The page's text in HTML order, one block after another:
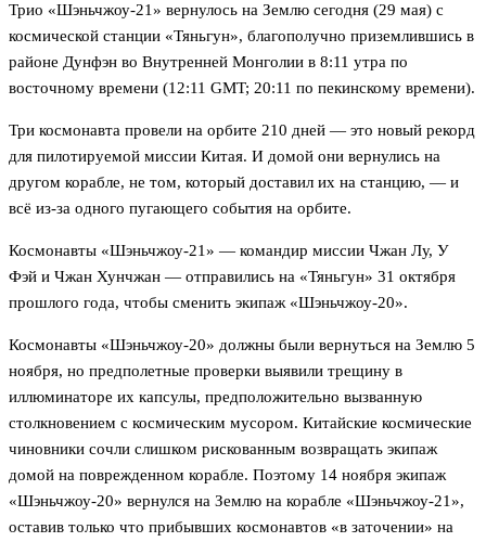
Трио «Шэньчжоу-21» вернулось на Землю сегодня (29 мая) с
космической станции «Тяньгун», благополучно приземлившись в
районе Дунфэн во Внутренней Монголии в 8:11 утра по
восточному времени (12:11 GMT; 20:11 по пекинскому времени).
Три космонавта провели на орбите 210 дней — это новый рекорд
для пилотируемой миссии Китая. И домой они вернулись на
другом корабле, не том, который доставил их на станцию, — и
всё из-за одного пугающего события на орбите.
Космонавты «Шэньчжоу-21» — командир миссии Чжан Лу, У
Фэй и Чжан Хунчжан — отправились на «Тяньгун» 31 октября
прошлого года, чтобы сменить экипаж «Шэньчжоу-20».
Космонавты «Шэньчжоу-20» должны были вернуться на Землю 5
ноября, но предполетные проверки выявили трещину в
иллюминаторе их капсулы, предположительно вызванную
столкновением с космическим мусором. Китайские космические
чиновники сочли слишком рискованным возвращать экипаж
домой на поврежденном корабле. Поэтому 14 ноября экипаж
«Шэньчжоу-20» вернулся на Землю на корабле «Шэньчжоу-21»,
оставив только что прибывших космонавтов «в заточении» на